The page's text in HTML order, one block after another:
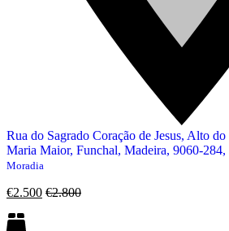
Rua do Sagrado Coração de Jesus, Alto
Maria Maior, Funchal, Madeira, 9060-284,
Moradia
€2.500 €2.800